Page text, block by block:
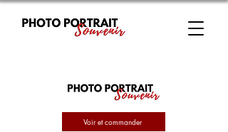
Voir et commander